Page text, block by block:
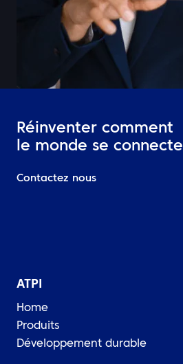
Réinventer comment
le monde se connecte
Contactez nous
ATPI
Home
Produits
Développement durable